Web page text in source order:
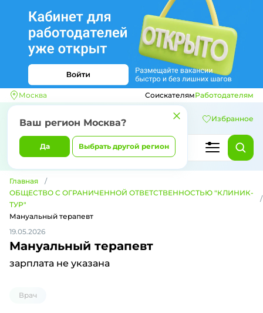
Москва
Ваш регион Москва?
Да Выбрать другой регион
СоискателямРаботодателям
Избранное
Главная
ОБЩЕСТВО С ОГРАНИЧЕННОЙ ОТВЕТСТВЕННОСТЬЮ "КЛИНИК-
ТУР"
Мануальный терапевт
19.05.2026
Мануальный терапевт
зарплата не указана
Врач